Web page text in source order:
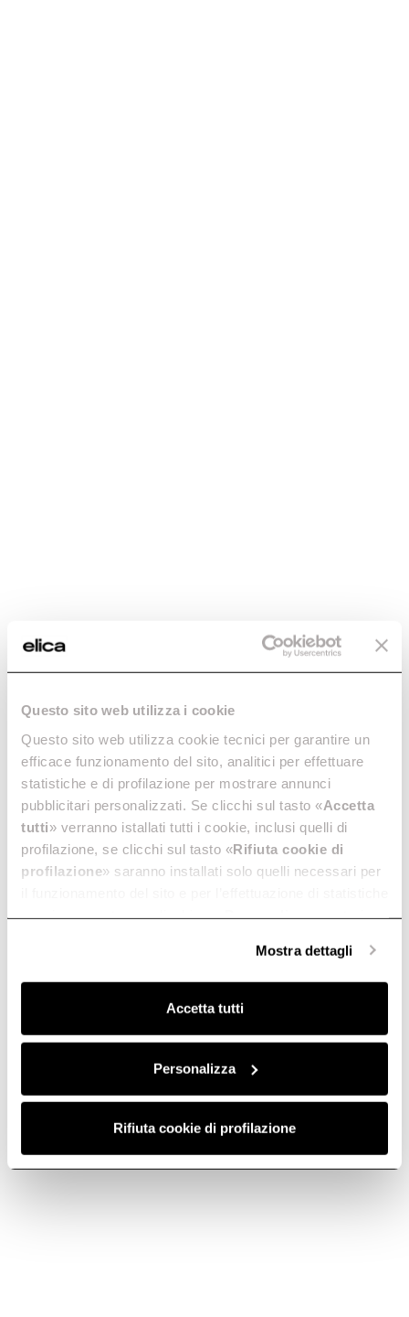
Questo sito web utilizza i cookie
Questo sito web utilizza cookie tecnici per garantire un
efficace funzionamento del sito, analitici per effettuare
statistiche e di profilazione per mostrare annunci
pubblicitari personalizzati. Se clicchi sul tasto «Accetta
tutti» verranno istallati tutti i cookie, inclusi quelli di
profilazione, se clicchi sul tasto «Rifiuta cookie di
profilazione» saranno installati solo quelli necessari per
anonime, mentre se clicchi su «Personalizza», potrai
Clicca quiper visualizzare la cookie policy.
Mostra dettagli
Accetta tutti
Personalizza
Rifiuta cookie di profilazione